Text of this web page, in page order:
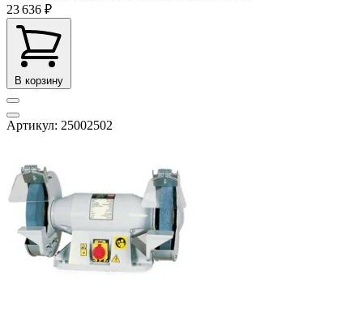
23 636 ₽
В корзину
Артикул: 25002502